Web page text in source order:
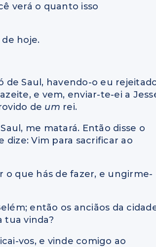
verá o quanto isso
hoje.
de Saul, havendo-o eu
e vem, enviar-te-ei a
de um rei.
me matará. Então disse o
dize: Vim para sacrificar ao
o que hás de fazer, e ungirme-
então os anciãos da
tua vinda?
vos, e vinde comigo ao